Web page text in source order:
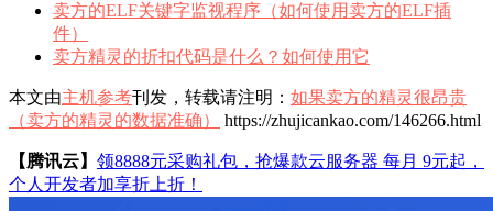
卖方的ELF关键字监视程序（如何使用卖方的ELF插
件）
卖方精灵的折扣代码是什么？如何使用它
本文由主机参考刊发，转载请注明： 如果卖方的精灵很昂贵
（卖方的精灵的数据准确）
https://zhujicankao.com/146266.html
【腾讯云】 领8888元采购礼包，抢爆款云服务器 每月 9元起，
个人开发者加享折上折！